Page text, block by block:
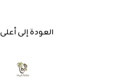
العودة إلى أعلى